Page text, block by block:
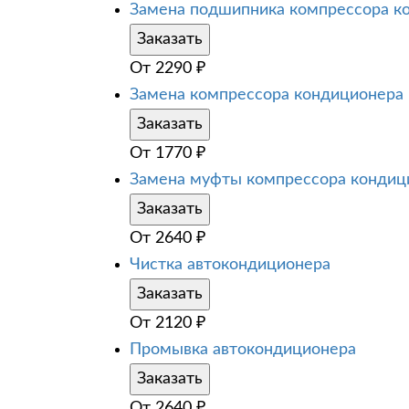
Замена подшипника компрессора
Заказать
От 2290 ₽
Замена компрессора кондиционера
Заказать
От 1770 ₽
Замена муфты компрессора
Заказать
От 2640 ₽
Чистка автокондиционера
Заказать
От 2120 ₽
Промывка автокондиционера
Заказать